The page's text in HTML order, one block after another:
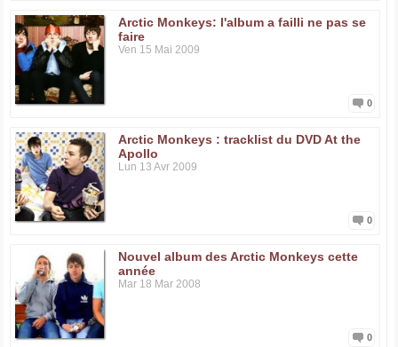
Arctic Monkeys: l'album a failli ne pas se
faire
Ven 15 Mai 2009
0
Arctic Monkeys : tracklist du DVD At the
Apollo
Lun 13 Avr 2009
0
Nouvel album des Arctic Monkeys cette
année
Mar 18 Mar 2008
0